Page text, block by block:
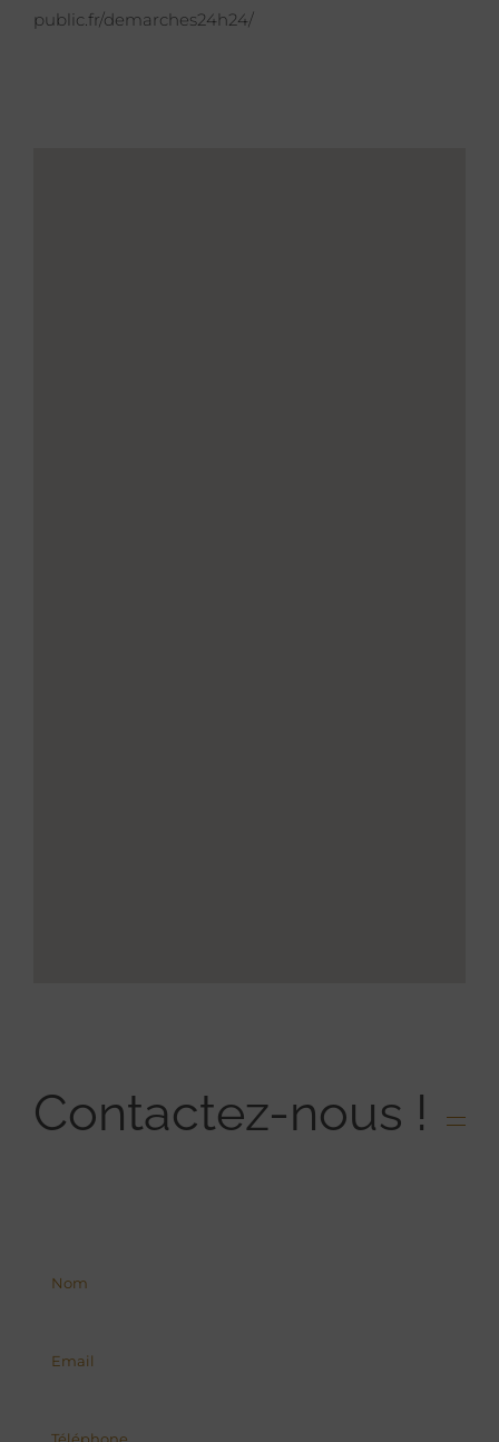
public.fr/demarches24h24/
Contactez-nous !